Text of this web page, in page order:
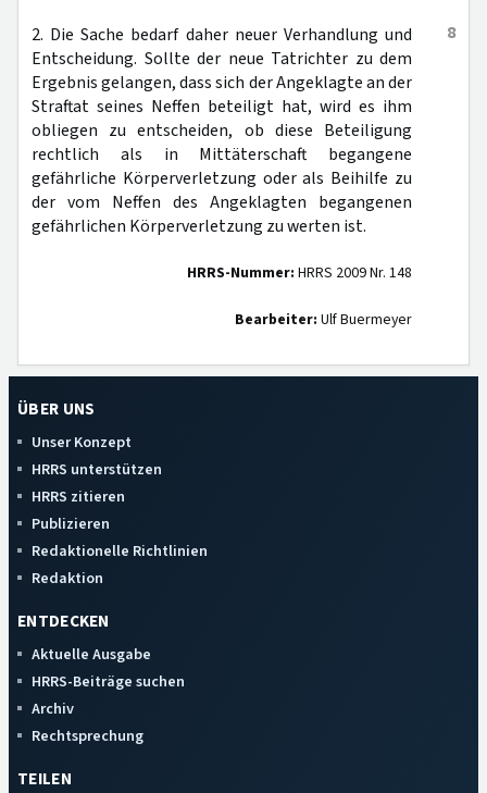
8
2. Die Sache bedarf daher neuer Verhandlung und
Entscheidung. Sollte der neue Tatrichter zu dem
Ergebnis gelangen, dass sich der Angeklagte an der
Straftat seines Neffen beteiligt hat, wird es ihm
obliegen zu entscheiden, ob diese Beteiligung
rechtlich als in Mittäterschaft begangene
gefährliche Körperverletzung oder als Beihilfe zu
der vom Neffen des Angeklagten begangenen
gefährlichen Körperverletzung zu werten ist.
HRRS-Nummer: HRRS 2009 Nr. 148
Bearbeiter: Ulf Buermeyer
ÜBER UNS
Unser Konzept
HRRS unterstützen
HRRS zitieren
Publizieren
Redaktionelle Richtlinien
Redaktion
ENTDECKEN
Aktuelle Ausgabe
HRRS-Beiträge suchen
Archiv
Rechtsprechung
TEILEN